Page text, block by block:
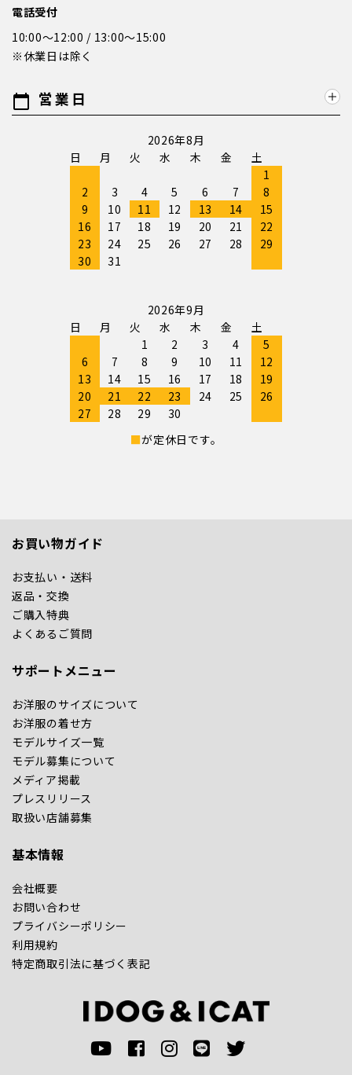
電話受付
10:00～12:00 / 13:00～15:00
※休業日は除く
calendar_today 営業日
2026年8月
日
月 火 水 木 金
土
1
2
3 4 5 6 7
8
9
10 11 12 13 14
15
16
17 18 19 20 21
22
23
24 25 26 27 28
29
30
31
2026年9月
日
月 火 水 木 金
土
1
2 3 4
5
6
7 8 9 10 11
12
13
14 15 16 17 18
19
20
21 22 23 24 25
26
27
28 29
30
■が定休日です。
お買い物ガイド
お支払い・送料
返品・交換
ご購入特典
よくあるご質問
サポートメニュー
お洋服のサイズについて
お洋服の着せ方
モデルサイズ一覧
モデル募集について
メディア掲載
プレスリリース
取扱い店舗募集
基本情報
会社概要
お問い合わせ
プライバシーポリシー
利用規約
特定商取引法に基づく表記